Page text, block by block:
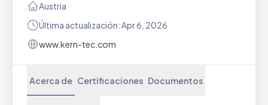
Austria
Última actualización: Apr 6, 2026
www.kern-tec.com
Acerca de Certificaciones Documentos